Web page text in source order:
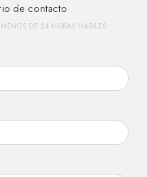
de contacto
DE 24 HORAS HÁBILES